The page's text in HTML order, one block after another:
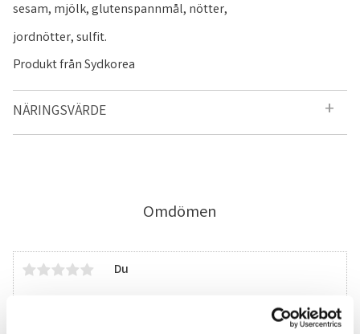
sesam, mjölk, glutenspannmål, nötter,
jordnötter, sulfit.
Produkt från Sydkorea
NÄRINGSVÄRDE
Omdömen
Du